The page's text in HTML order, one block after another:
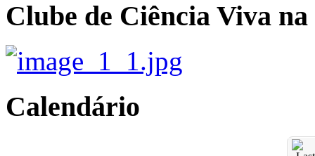
Clube de Ciência Viva
Calendário